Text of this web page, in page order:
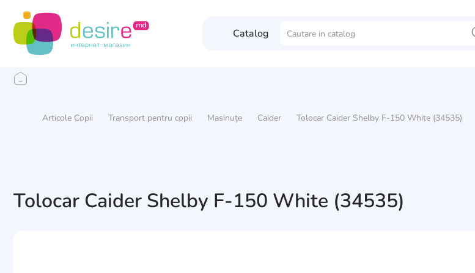
Catalog
Articole Copii Transport pentru copii Masinuțe Caider Tolocar Caider Shelby F-150 White (34535)
Tolocar Caider Shelby F-150 White (34535)